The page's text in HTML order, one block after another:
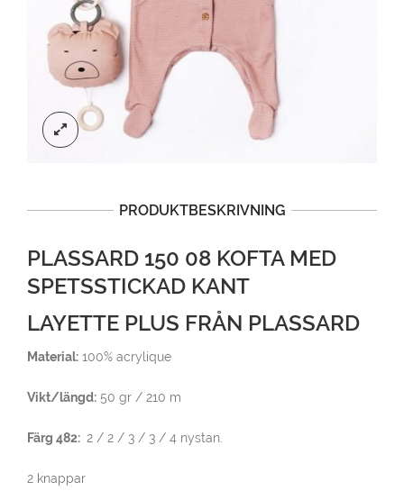
PRODUKTBESKRIVNING
PLASSARD 150 08 KOFTA MED
SPETSSTICKAD KANT
LAYETTE PLUS FRÅN PLASSARD
Material: 100% acrylique
Vikt/längd: 50 gr / 210 m
Färg 482: 2 / 2 / 3 / 3 / 4 nystan.
2 knappar